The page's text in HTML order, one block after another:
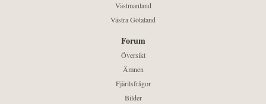
Västmanland
Västra Götaland
Forum
Översikt
Ämnen
Fjärilsfrågor
Bilder